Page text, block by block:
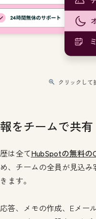
クリックして
をチームで共有
は全てHubSpotの無料の
、チームの全員が見込
ます。
答、メモの作成、Eメー